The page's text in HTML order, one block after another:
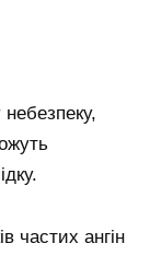
частих ангін